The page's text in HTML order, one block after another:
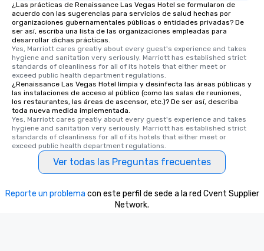
¿Las prácticas de Renaissance Las Vegas Hotel se formularon de
acuerdo con las sugerencias para servicios de salud hechas por
organizaciones gubernamentales públicas o entidades privadas? De
ser así, escriba una lista de las organizaciones empleadas para
desarrollar dichas prácticas.
Yes, Marriott cares greatly about every guest's experience and takes
hygiene and sanitation very seriously. Marriott has established strict
standards of cleanliness for all of its hotels that either meet or
exceed public health department regulations.
¿Renaissance Las Vegas Hotel limpia y desinfecta las áreas públicas y
las instalaciones de acceso al público (como las salas de reuniones,
los restaurantes, las áreas de ascensor, etc.)? De ser así, describa
toda nueva medida implementada.
Yes, Marriott cares greatly about every guest's experience and takes
hygiene and sanitation very seriously. Marriott has established strict
standards of cleanliness for all of its hotels that either meet or
exceed public health department regulations.
Ver todas las Preguntas frecuentes
Reporte un problema con este perfil de sede a la red Cvent Supplier
Network.